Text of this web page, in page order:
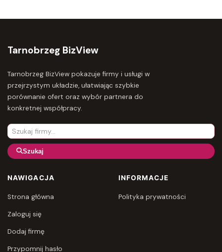
Tarnobrzeg BizView
Tarnobrzeg BizView pokazuje firmy i usługi w
przejrzystym układzie, ułatwiając szybkie
porównanie ofert oraz wybór partnera do
konkretnej współpracy.
Szukaj
NAWIGACJA
Strona główna
Zaloguj się
Dodaj firmę
Przypomnij hasło
INFORMACJE
Polityka prywatności